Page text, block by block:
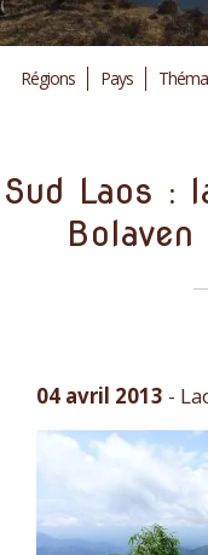
Régions Pays
Sud Laos :
Bolaven
04 avril 2013 -